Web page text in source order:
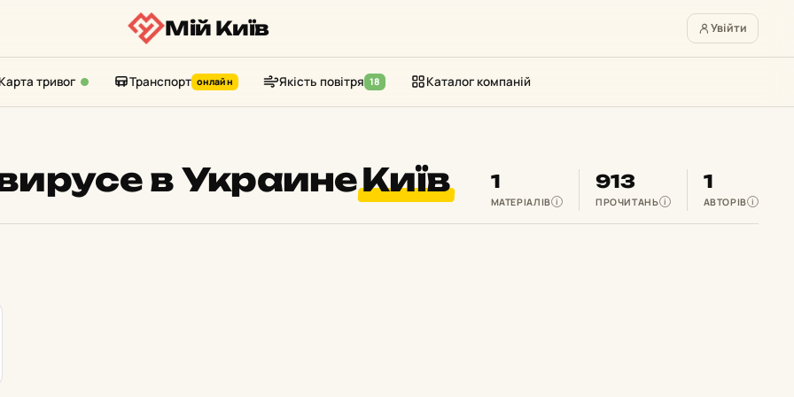
Мій Київ Увійти
Карта тривог Транспорт онлайн Якість повітря 18 Каталог компаній
в УкраинеКиїв 1
МАТЕРІАЛІВ i
913
ПРОЧИТАНЬ i
1
АВТОРІВ i